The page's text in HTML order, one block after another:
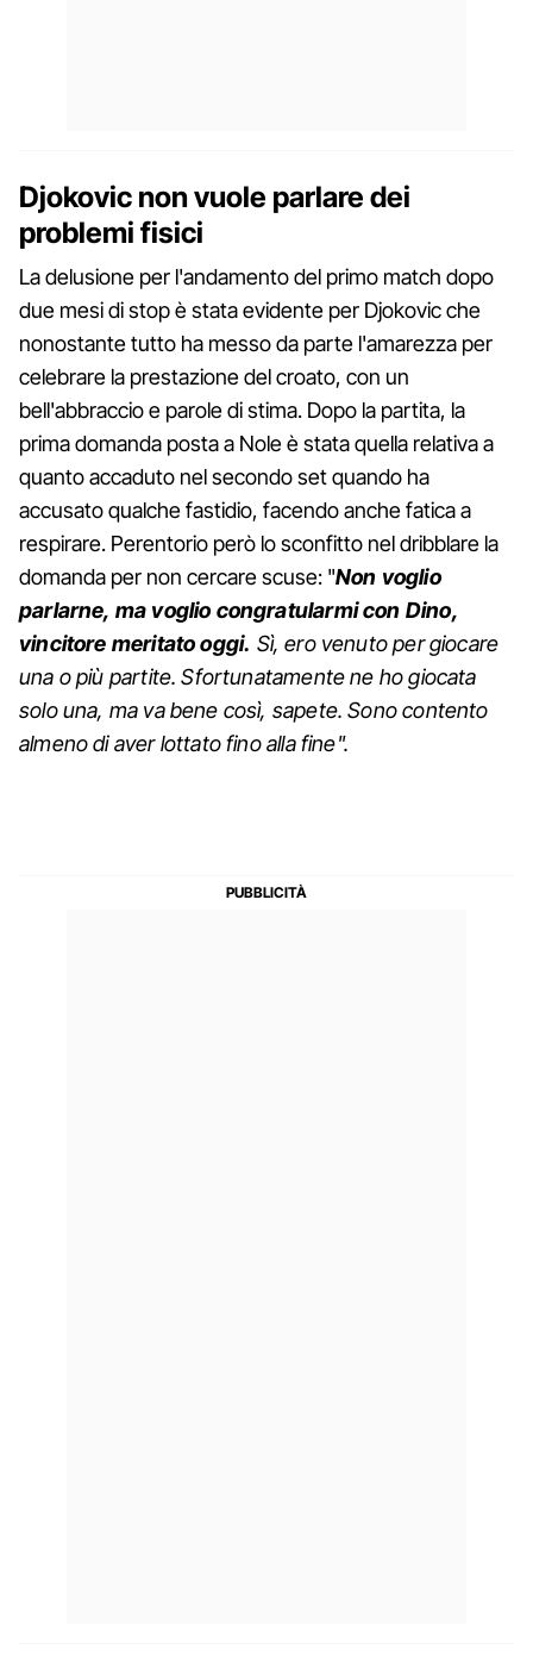
Djokovic non vuole parlare dei
problemi fisici
La delusione per l'andamento del primo match dopo
due mesi di stop è stata evidente per Djokovic che
nonostante tutto ha messo da parte l'amarezza per
celebrare la prestazione del croato, con un
bell'abbraccio e parole di stima. Dopo la partita, la
prima domanda posta a Nole è stata quella relativa a
quanto accaduto nel secondo set quando ha
accusato qualche fastidio, facendo anche fatica a
respirare. Perentorio però lo sconfitto nel dribblare la
domanda per non cercare scuse: "Non voglio
parlarne, ma voglio congratularmi con Dino,
vincitore meritato oggi. Sì, ero venuto per giocare
una o più partite. Sfortunatamente ne ho giocata
solo una, ma va bene così, sapete. Sono contento
almeno di aver lottato fino alla fine".